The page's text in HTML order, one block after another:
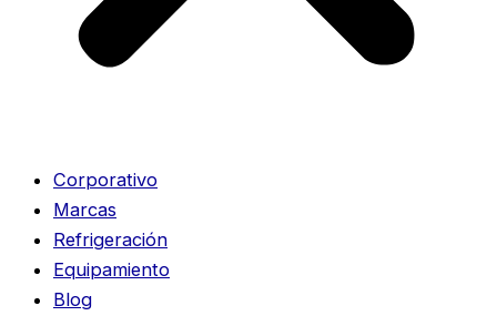
Corporativo
Marcas
Refrigeración
Equipamiento
Blog